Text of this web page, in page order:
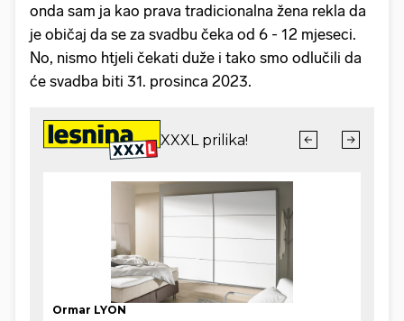
onda sam ja kao prava tradicionalna žena rekla da
je običaj da se za svadbu čeka od 6 - 12 mjeseci.
No, nismo htjeli čekati duže i tako smo odlučili da
će svadba biti 31. prosinca 2023.